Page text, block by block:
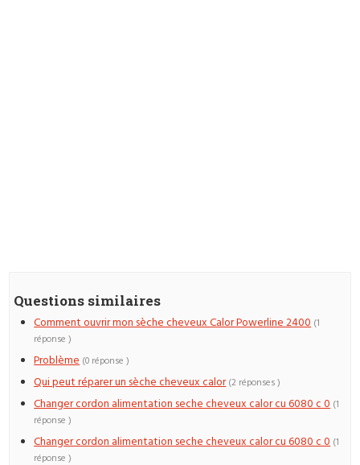
Questions similaires
Comment ouvrir mon sèche cheveux Calor Powerline 2400 (1
réponse )
Problème (0 réponse )
Qui peut réparer un sèche cheveux calor (2 réponses )
Changer cordon alimentation seche cheveux calor cu 6080 c 0 (1
réponse )
Changer cordon alimentation seche cheveux calor cu 6080 c 0 (1
réponse )